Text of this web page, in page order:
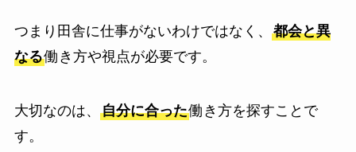
つまり田舎に仕事がないわけではなく、 都会と異
なる働き方や視点が必要です。
大切なのは、 自分に合った働き方を探すことで
す。